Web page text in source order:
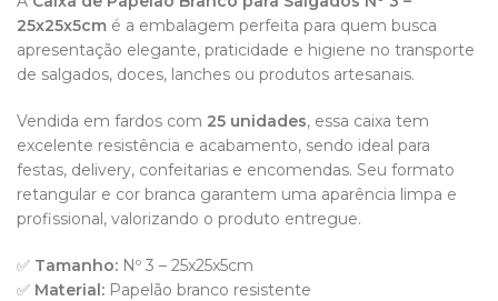
25x25x5cm é a embalagem perfeita para quem busca
apresentação elegante, praticidade e higiene no transporte
de salgados, doces, lanches ou produtos artesanais.
Vendida em fardos com 25 unidades, essa caixa tem
excelente resistência e acabamento, sendo ideal para
festas, delivery, confeitarias e encomendas. Seu formato
retangular e cor branca garantem uma aparência limpa e
profissional, valorizando o produto entregue.
✅ Tamanho: Nº 3 – 25x25x5cm
✅ Material: Papelão branco resistente